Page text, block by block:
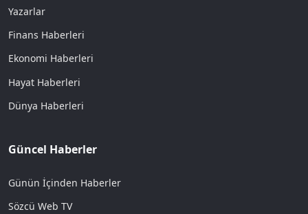
Yazarlar
Finans Haberleri
Ekonomi Haberleri
Hayat Haberleri
Dünya Haberleri
Güncel Haberler
Günün İçinden Haberler
Sözcü Web TV